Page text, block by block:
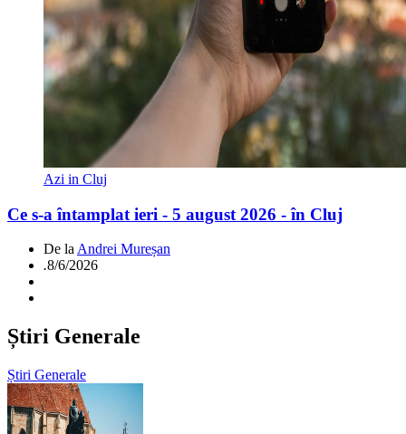
Azi in Cluj
Ce s-a întamplat ieri - 5 august 2026 - în Cluj
De la Andrei Mureșan
.8/6/2026
Știri Generale
Știri Generale